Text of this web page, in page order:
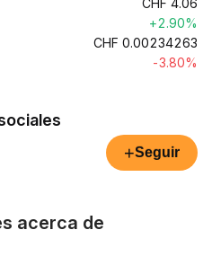
CHF 4.06
+2.90%
CHF 0.00234263
-3.80%
+Seguir
acerca de